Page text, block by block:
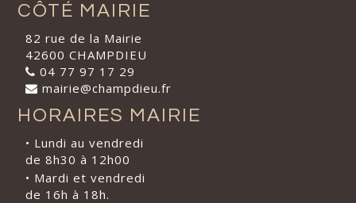
CÔTÉ MAIRIE
82 rue de la Mairie
42600 CHAMPDIEU
04 77 97 17 29
mairie@champdieu.fr
HORAIRES MAIRIE
• Lundi au vendredi
de 8h30 à 12h00
• Mardi et vendredi
de 16h à 18h.